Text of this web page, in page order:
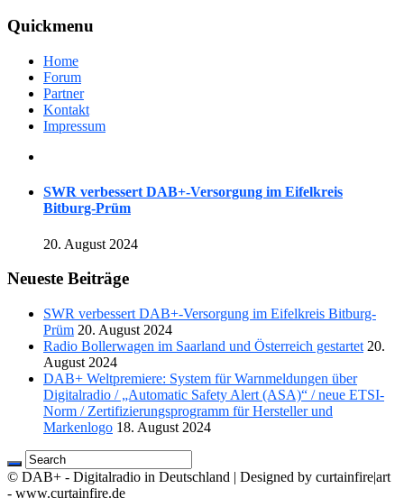
Quickmenu
Home
Forum
Partner
Kontakt
Impressum
SWR verbessert DAB+-Versorgung im Eifelkreis
Bitburg-Prüm
20. August 2024
Neueste Beiträge
SWR verbessert DAB+-Versorgung im Eifelkreis Bitburg-
Prüm 20. August 2024
Radio Bollerwagen im Saarland und Österreich gestartet 20.
August 2024
DAB+ Weltpremiere: System für Warnmeldungen über
Digitalradio / „Automatic Safety Alert (ASA)“ / neue ETSI-
Norm / Zertifizierungsprogramm für Hersteller und
Markenlogo 18. August 2024
© DAB+ - Digitalradio in Deutschland | Designed by curtainfire|art
- www.curtainfire.de